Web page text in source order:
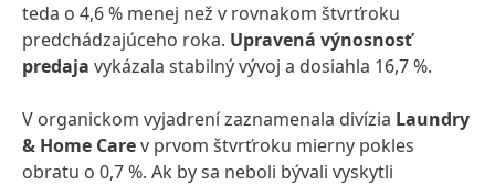
teda o 4,6 % menej než v rovnakom štvrťroku
predchádzajúceho roka. Upravená výnosnosť
predaja vykázala stabilný vývoj a dosiahla 16,7 %.
V organickom vyjadrení zaznamenala divízia Laundry
& Home Carev prvom štvrťroku mierny pokles
obratu o 0,7 %. Ak by sa neboli bývali vyskytli